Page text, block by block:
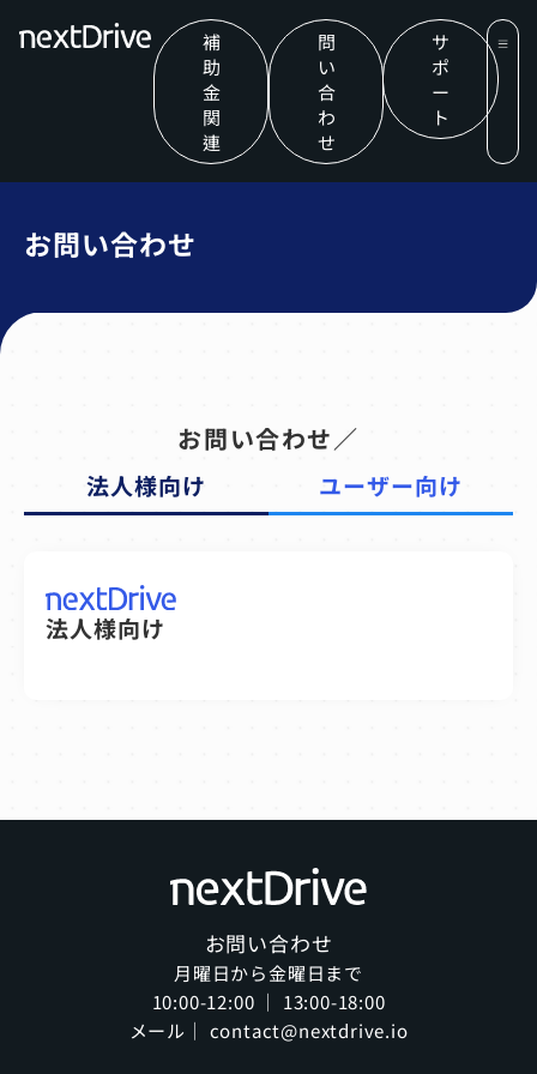
補
助
金
関
連
問
い
合
わ
せ
サ
ポ
ー
ト
お問い合わせ
お問い合わせ／
法人様向け ユーザー向け
法人様向け
お問い合わせ
月曜日から金曜日まで
10:00-12:00 ｜ 13:00-18:00
メール｜ contact@nextdrive.io